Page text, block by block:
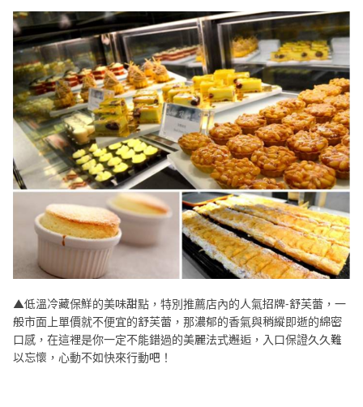
▲低溫冷藏保鮮的美味甜點，特別推薦店內的人氣招牌-舒芙蕾，一
般市面上單價就不便宜的舒芙蕾，那濃郁的香氣與稍縱即逝的綿密
口感，在這裡是你一定不能錯過的美麗法式邂逅，入口保證久久難
以忘懷，心動不如快來行動吧！